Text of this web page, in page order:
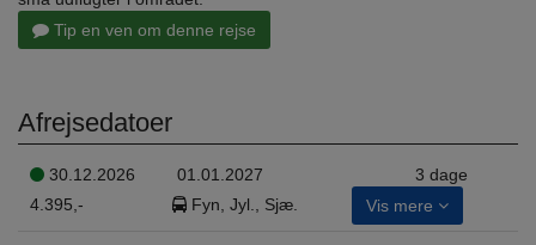
Tip en ven om denne rejse
Afrejsedatoer
30.12.2026 01.01.2027
3 dage
4.395,-
Fyn, Jyl., Sjæ. Vis mere